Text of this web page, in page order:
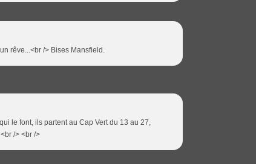
rêve...<br /> Bises Mansfield.
le font, ils partent au Cap Vert du 13 au 27,
/> <br />